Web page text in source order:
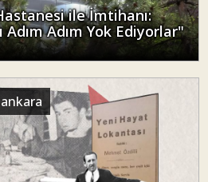
ile İmtihanı:
Adım Adım Yok Ediyorlar"